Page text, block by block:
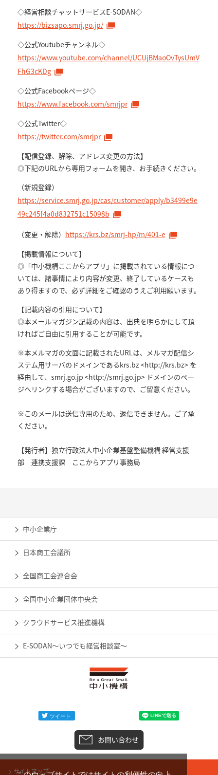
◇経営相談チャットサービスE-SODAN◇
https://bizsapo.smrj.go.jp/
◇公式Youtubeチャンネル◇
https://www.youtube.com/channel/UCUjBMaoOvTysUmV
FhG3cKDg
◇公式Facebookページ◇
https://www.facebook.com/smrjpr
◇公式Twitter◇
https://twitter.com/smrjpr
【配信登録、解除、アドレス変更の方法】
◎下記のURLから専用フォームを開き、お手続きください。
（新規登録）
https://service.smrj.go.jp/cas/customer/apply/b3499e9e
49c245f4a0d832751c15098b
（変更・解除） https://krs.bz/smrj-hp/m/401-e
【掲載情報について】
◎「中小機構ここからアプリ」に掲載されている情報につ
いては、諸事情により内容が変更、終了しているケースも
あり得ますので、必ず詳細をご確認のうえご利用願います。
【記載内容の引用について】
◎本メールマガジン記載の内容は、出典を明らかにして頂
ければご自由に引用することが可能です。
※本メルマガの文面に記載されたURLは、メルマガ配信シ
ステム用サーバのドメインであるkrs.bz <http://krs.bz> を
経由して、smrj.go.jp <http://smrj.go.jp> ドメインのペー
ジへリンクする場合がございますので、ご留意ください。
※このメールは送信専用のため、返信できません。ご了承
ください。
【発行者】独立行政法人中小企業基盤整備機構 経営支援
部 連携支援課 ここからアプリ事務局
中小企業庁
日本商工会議所
全国商工会連合会
全国中小企業団体中央会
クラウドサービス推進機構
E-SODAN～いつでも経営相談室～
お問い合わせ
サイトマップ